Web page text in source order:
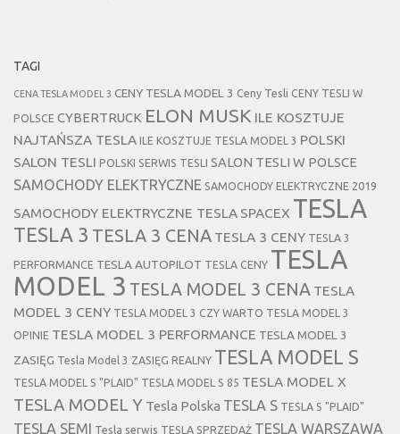
TAGI
CENA TESLA MODEL 3 CENY TESLA MODEL 3 Ceny Tesli CENY TESLI W
POLSCE CYBERTRUCK ELON MUSK ILE KOSZTUJE
NAJTAŃSZA TESLA ILE KOSZTUJE TESLA MODEL 3 POLSKI
SALON TESLI POLSKI SERWIS TESLI SALON TESLI W POLSCE
SAMOCHODY ELEKTRYCZNE SAMOCHODY ELEKTRYCZNE 2019
SAMOCHODY ELEKTRYCZNE TESLA SPACEX TESLA
TESLA 3 TESLA 3 CENA TESLA 3 CENY TESLA 3
PERFORMANCE TESLA AUTOPILOT TESLA CENY TESLA
MODEL 3 TESLA MODEL 3 CENA TESLA
MODEL 3 CENY TESLA MODEL 3 CZY WARTO TESLA MODEL 3
OPINIE TESLA MODEL 3 PERFORMANCE TESLA MODEL 3
ZASIĘG Tesla Model 3 ZASIĘG REALNY TESLA MODEL S
TESLA MODEL S "PLAID" TESLA MODEL S 85 TESLA MODEL X
TESLA MODEL Y Tesla Polska TESLA S TESLA S "PLAID"
TESLA SEMI Tesla serwis TESLA SPRZEDAŻ TESLA WARSZAWA